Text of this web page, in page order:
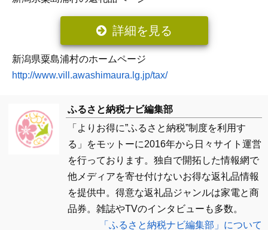
詳細を見る
新潟県粟島浦村のホームページ
http://www.vill.awashimaura.lg.jp/tax/
ふるさと納税ナビ編集部
「よりお得に”ふるさと納税”制度を利用す
る」をモットーに2016年から日々サイト運営
を行っております。独自で開拓した情報網で
他メディアを寄せ付けないお得な返礼品情報
を提供中。得意な返礼品ジャンルは家電と商
品券。雑誌やTVのインタビューも多数。
「ふるさと納税ナビ編集部」について